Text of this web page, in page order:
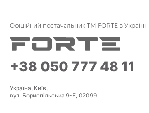
Офіційний постачальник ТМ FORTE в Україні
+38 050 777 48 11
Україна, Київ,
вул. Бориспільська 9-Е, 02099